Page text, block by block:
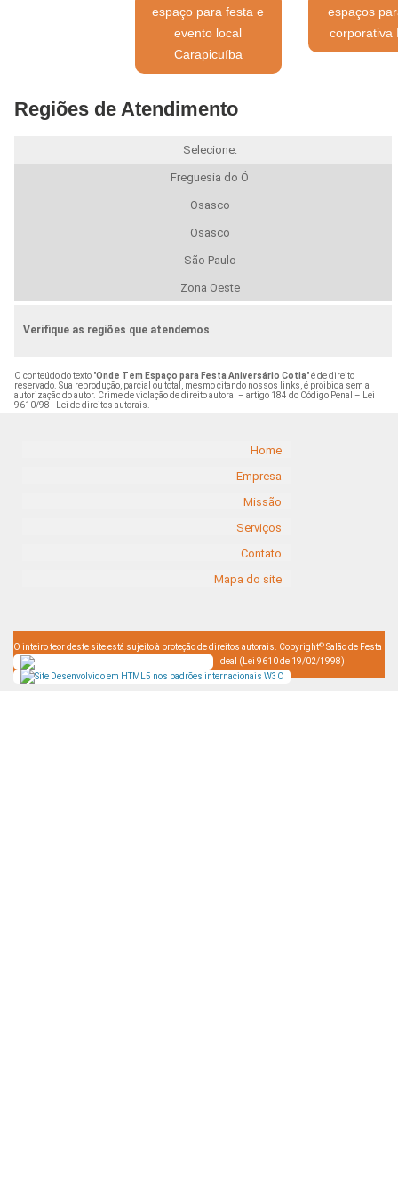
espaço para festa e
evento local
Carapicuíba
espaços
corporativa
Regiões de Atendimento
Selecione:
Freguesia do Ó
Osasco
Osasco
São Paulo
Zona Oeste
Verifique as regiões que atendemos
O conteúdo do texto "Onde Tem Espaço para Festa Aniversário Cotia" é de direito
reservado. Sua reprodução, parcial ou total, mesmo citando nossos links, é proibida sem a
autorização do autor. Crime de violação de direito autoral – artigo 184 do Código Penal –
Lei
9610/98 - Lei de direitos autorais
Home
Empresa
Missão
Serviços
Contato
Mapa do site
O inteiro teor deste site está sujeito à proteção de direitos autorais. Copyright© Salão de Festa
Ideal (Lei 9610 de 19/02/1998)